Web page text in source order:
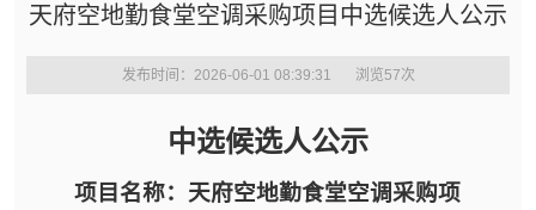
天府空地勤食堂空调采购项目中选候选人公示
发布时间：2026-06-01 08:39:31 浏览57次
中选候选人公示
项目名称：天府空地勤食堂空调采购项